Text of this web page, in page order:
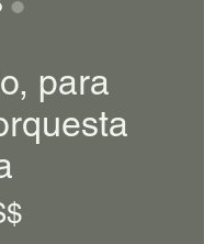
para
Precio